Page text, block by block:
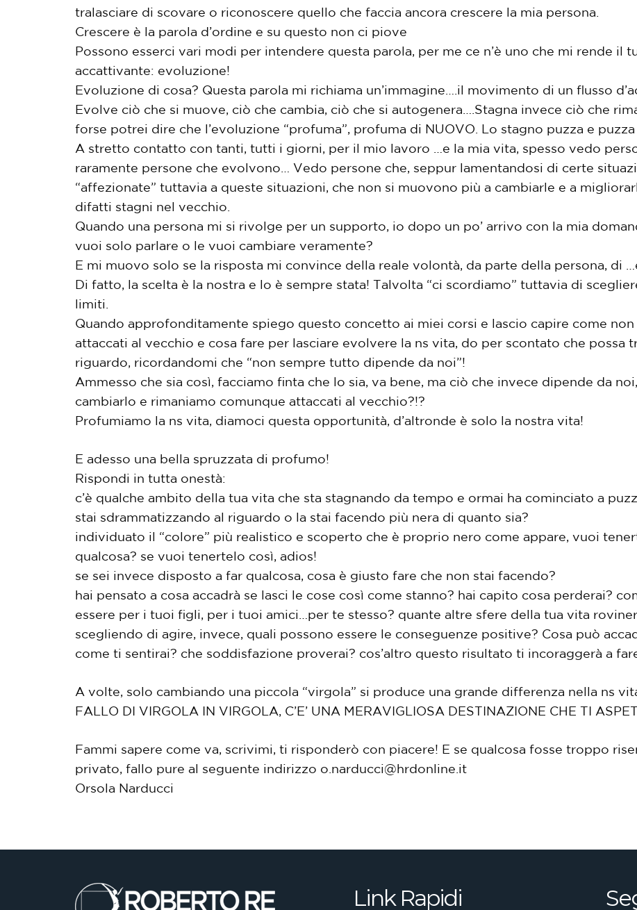
tralasciare di scovare o riconoscere quello che faccia ancora crescere la mia persona.
Crescere è la parola d’ordine e su questo non ci piove
Possono esserci vari modi per intendere questa parola, per me ce n’è uno che mi rende il
accattivante: evoluzione!
Evoluzione di cosa? Questa parola mi richiama un’immagine….il movimento di un flusso
Evolve ciò che si muove, ciò che cambia, ciò che si autogenera….Stagna invece ciò che
forse potrei dire che l’evoluzione “profuma”, profuma di NUOVO. Lo stagno puzza e
A stretto contatto con tanti, tutti i giorni, per il mio lavoro …e la mia vita, spesso vedo
raramente persone che evolvono… Vedo persone che, seppur lamentandosi di certe
“affezionate” tuttavia a queste situazioni, che non si muovono più a cambiarle e a
difatti stagni nel vecchio.
Quando una persona mi si rivolge per un supporto, io dopo un po’ arrivo con la mia
vuoi solo parlare o le vuoi cambiare veramente?
E mi muovo solo se la risposta mi convince della reale volontà, da parte della persona, di
Di fatto, la scelta è la nostra e lo è sempre stata! Talvolta “ci scordiamo” tuttavia di
limiti.
Quando approfonditamente spiego questo concetto ai miei corsi e lascio capire come
attaccati al vecchio e cosa fare per lasciare evolvere la ns vita, do per scontato che possa
riguardo, ricordandomi che “non sempre tutto dipende da noi”!
Ammesso che sia così, facciamo finta che lo sia, va bene, ma ciò che invece dipende da
cambiarlo e rimaniamo comunque attaccati al vecchio?!?
Profumiamo la ns vita, diamoci questa opportunità, d’altronde è solo la nostra vita!
E adesso una bella spruzzata di profumo!
Rispondi in tutta onestà:
c’è qualche ambito della tua vita che sta stagnando da tempo e ormai ha cominciato a
stai sdrammatizzando al riguardo o la stai facendo più nera di quanto sia?
individuato il “colore” più realistico e scoperto che è proprio nero come appare, vuoi
qualcosa? se vuoi tenertelo così, adios!
se sei invece disposto a far qualcosa, cosa è giusto fare che non stai facendo?
hai pensato a cosa accadrà se lasci le cose così come stanno? hai capito cosa perderai?
essere per i tuoi figli, per i tuoi amici…per te stesso? quante altre sfere della tua vita
scegliendo di agire, invece, quali possono essere le conseguenze positive? Cosa può
come ti sentirai? che soddisfazione proverai? cos’altro questo risultato ti incoraggerà a
A volte, solo cambiando una piccola “virgola” si produce una grande differenza nella ns
FALLO DI VIRGOLA IN VIRGOLA, C’E’ UNA MERAVIGLIOSA DESTINAZIONE CHE TI
Fammi sapere come va, scrivimi, ti risponderò con piacere! E se qualcosa fosse troppo
privato, fallo pure al seguente indirizzo o.narducci@hrdonline.it
Orsola Narducci
Link Rapidi